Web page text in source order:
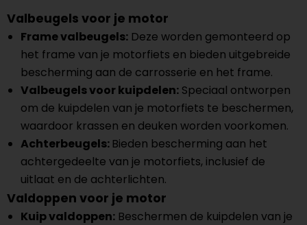
Valbeugels voor je motor
Frame valbeugels: Deze worden gemonteerd op
het frame van je motorfiets en bieden uitgebreide
bescherming aan de carrosserie en het frame.
Valbeugels voor kuipdelen: Speciaal ontworpen
om de kuipdelen van je motorfiets te beschermen,
waardoor krassen en deuken worden voorkomen.
Achterbeugels: Bieden bescherming aan het
achtergedeelte van je motorfiets, inclusief de
uitlaat en de achterlichten.
Valdoppen voor je motor
Kuip valdoppen: Beschermen de kuipdelen van je